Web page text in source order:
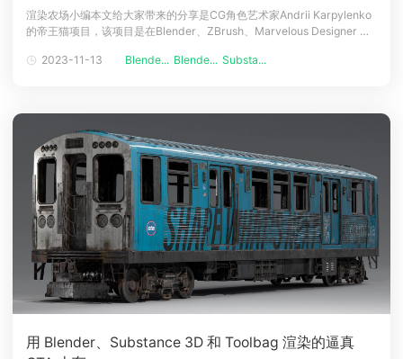
渲染农场小编本文给大家带来的分享是CG角色艺术家Andrii Karpylenko
的帝王猫项目，该项目是在Blender、ZBrush、Marvelous Designer 和
纹理和修饰流程。介绍大家好。我叫 Andrii Karpylenko，
2023-11-13 Blende... Blende... Substa...
用 Blender、Substance 3D 和 Toolbag 渲染的逼真